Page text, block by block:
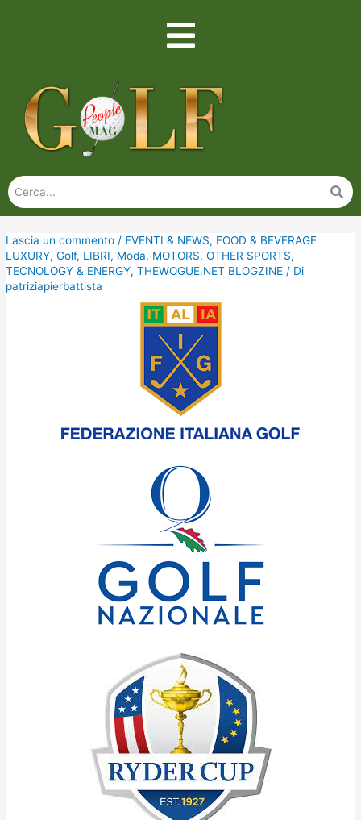
Lascia un commento / EVENTI & NEWS, FOOD & BEVERAGE
LUXURY,Golf, LIBRI, Moda, MOTORS,OTHER SPORTS,
TECNOLOGY & ENERGY,THEWOGUE.NET BLOGZINE / Di
patriziapierbattista